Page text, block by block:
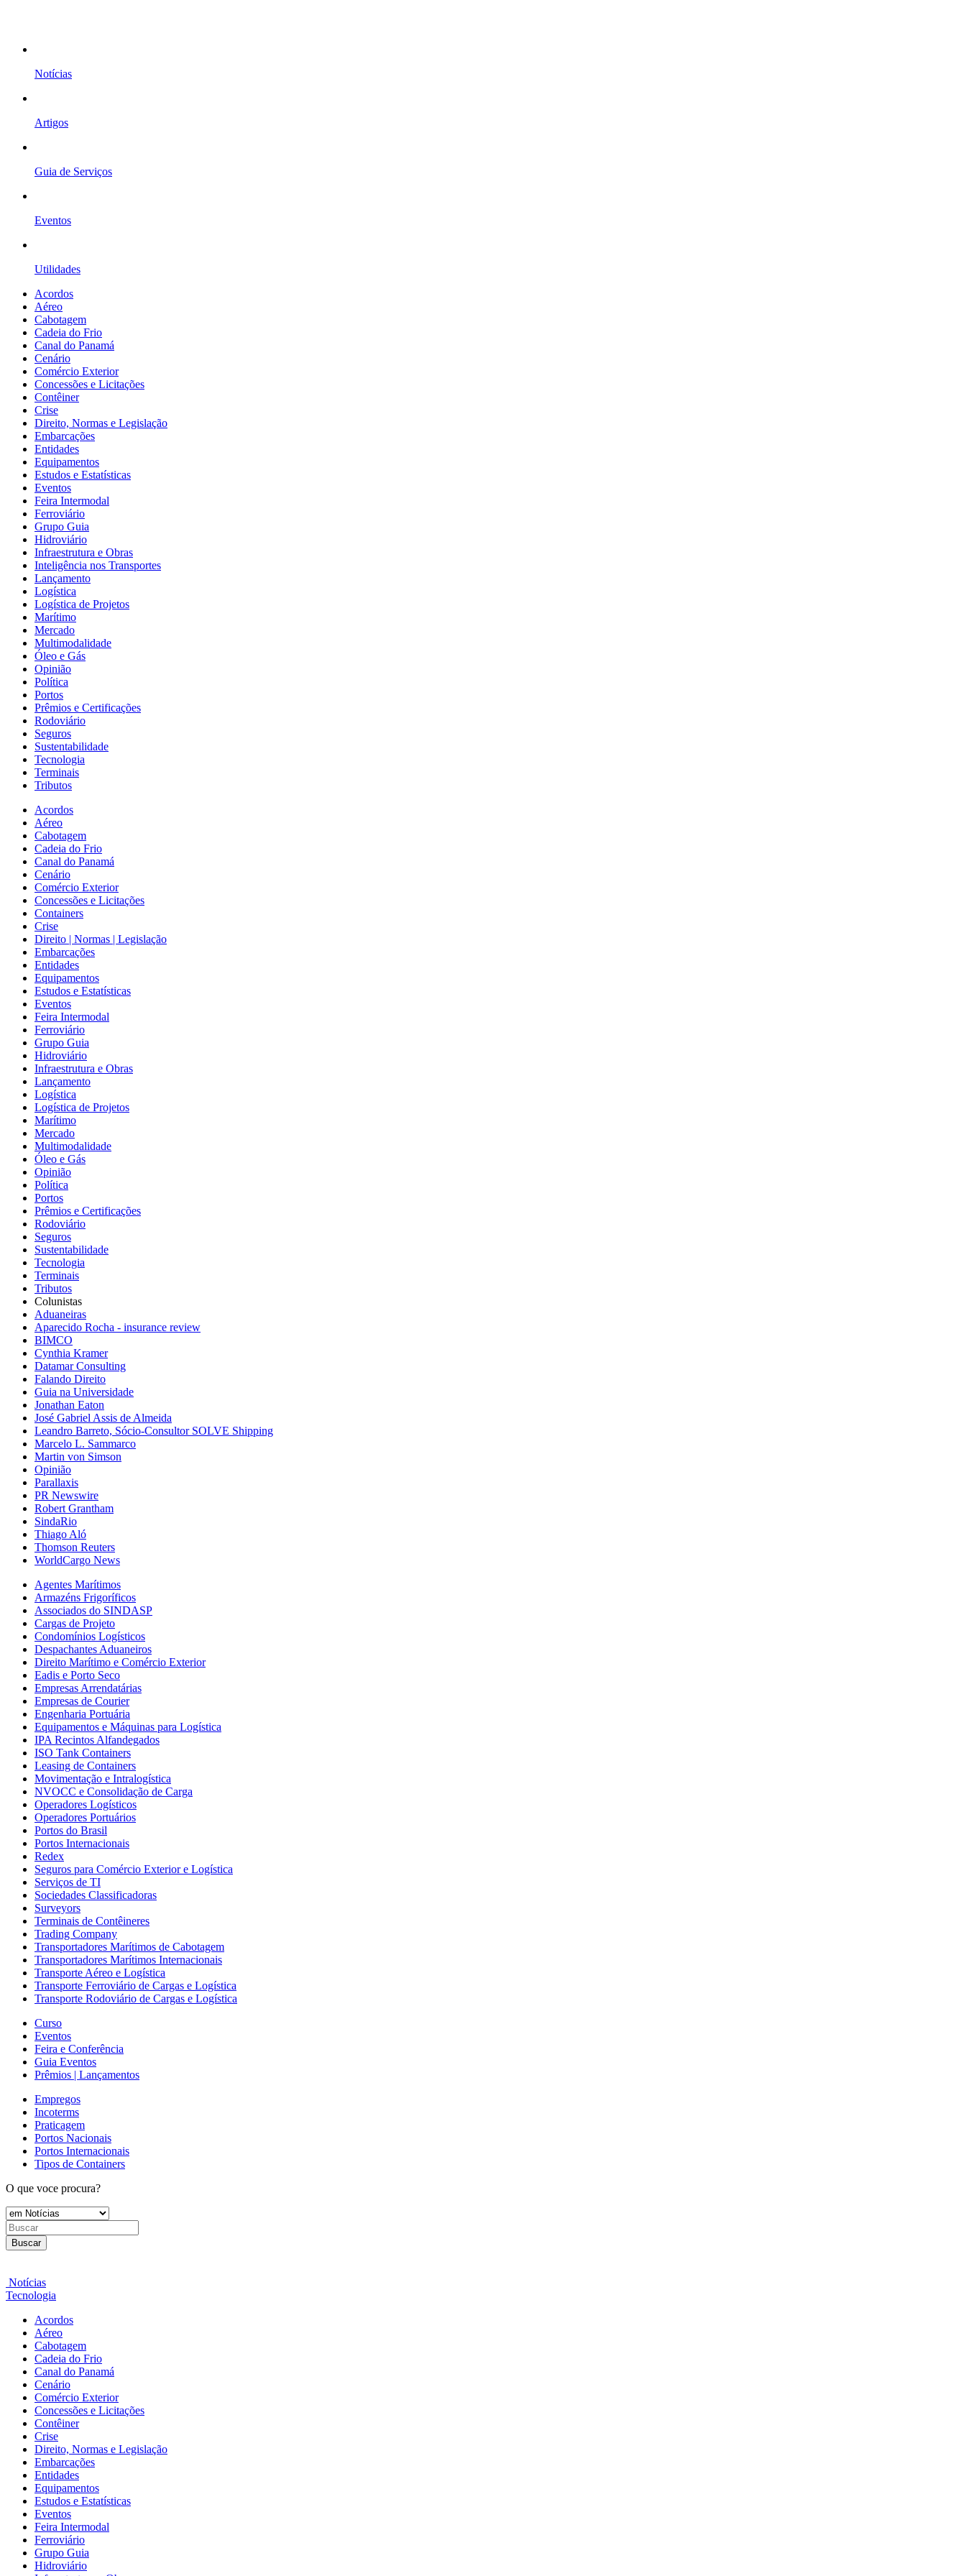
Notícias
Artigos
Guia de Serviços
Eventos
Utilidades
Acordos
Aéreo
Cabotagem
Cadeia do Frio
Canal do Panamá
Cenário
Comércio Exterior
Concessões e Licitações
Contêiner
Crise
Direito, Normas e Legislação
Embarcações
Entidades
Equipamentos
Estudos e Estatísticas
Eventos
Feira Intermodal
Ferroviário
Grupo Guia
Hidroviário
Infraestrutura e Obras
Inteligência nos Transportes
Lançamento
Logística
Logística de Projetos
Marítimo
Mercado
Multimodalidade
Óleo e Gás
Opinião
Política
Portos
Prêmios e Certificações
Rodoviário
Seguros
Sustentabilidade
Tecnologia
Terminais
Tributos
Acordos
Aéreo
Cabotagem
Cadeia do Frio
Canal do Panamá
Cenário
Comércio Exterior
Concessões e Licitações
Containers
Crise
Direito | Normas | Legislação
Embarcações
Entidades
Equipamentos
Estudos e Estatísticas
Eventos
Feira Intermodal
Ferroviário
Grupo Guia
Hidroviário
Infraestrutura e Obras
Lançamento
Logística
Logística de Projetos
Marítimo
Mercado
Multimodalidade
Óleo e Gás
Opinião
Política
Portos
Prêmios e Certificações
Rodoviário
Seguros
Sustentabilidade
Tecnologia
Terminais
Tributos
Colunistas
Aduaneiras
Aparecido Rocha - insurance review
BIMCO
Cynthia Kramer
Datamar Consulting
Falando Direito
Guia na Universidade
Jonathan Eaton
José Gabriel Assis de Almeida
Leandro Barreto, Sócio-Consultor SOLVE Shipping
Marcelo L. Sammarco
Martin von Simson
Opinião
Parallaxis
PR Newswire
Robert Grantham
SindaRio
Thiago Aló
Thomson Reuters
WorldCargo News
Agentes Marítimos
Armazéns Frigoríficos
Associados do SINDASP
Cargas de Projeto
Condomínios Logísticos
Despachantes Aduaneiros
Direito Marítimo e Comércio Exterior
Eadis e Porto Seco
Empresas Arrendatárias
Empresas de Courier
Engenharia Portuária
Equipamentos e Máquinas para Logística
IPA Recintos Alfandegados
ISO Tank Containers
Leasing de Containers
Movimentação e Intralogística
NVOCC e Consolidação de Carga
Operadores Logísticos
Operadores Portuários
Portos do Brasil
Portos Internacionais
Redex
Seguros para Comércio Exterior e Logística
Serviços de TI
Sociedades Classificadoras
Surveyors
Terminais de Contêineres
Trading Company
Transportadores Marítimos de Cabotagem
Transportadores Marítimos Internacionais
Transporte Aéreo e Logística
Transporte Ferroviário de Cargas e Logística
Transporte Rodoviário de Cargas e Logística
Curso
Eventos
Feira e Conferência
Guia Eventos
Prêmios | Lançamentos
Empregos
Incoterms
Praticagem
Portos Nacionais
Portos Internacionais
Tipos de Containers
O que voce procura?
Buscar
Notícias
Tecnologia
Acordos
Aéreo
Cabotagem
Cadeia do Frio
Canal do Panamá
Cenário
Comércio Exterior
Concessões e Licitações
Contêiner
Crise
Direito, Normas e Legislação
Embarcações
Entidades
Equipamentos
Estudos e Estatísticas
Eventos
Feira Intermodal
Ferroviário
Grupo Guia
Hidroviário